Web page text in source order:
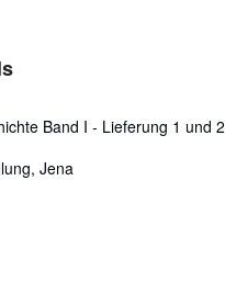
Band I - Lieferung 1 und 2
Jena